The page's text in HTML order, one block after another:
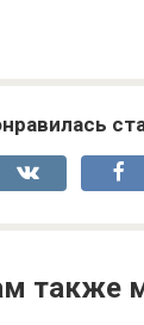
также